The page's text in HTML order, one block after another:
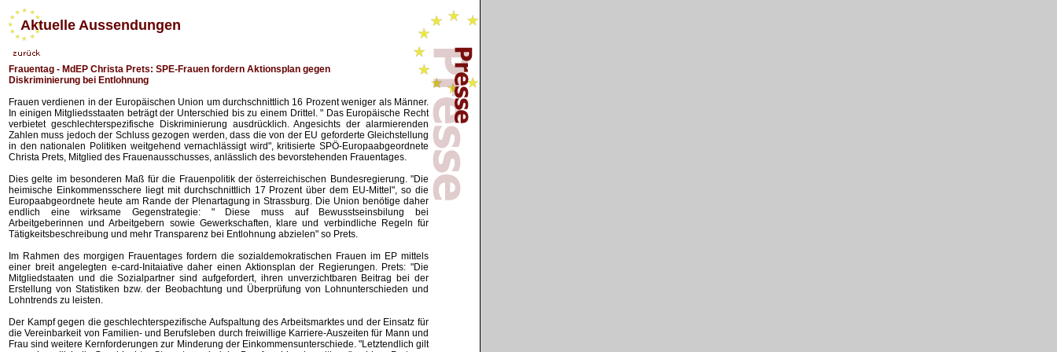
Aktuelle Aussendungen
Frauentag - MdEP Christa Prets: SPE-Frauen fordern Aktionsplan gegen
Diskriminierung bei Entlohnung
Frauen verdienen in der Europäischen Union um durchschnittlich 16 Prozent weniger als Männer.
In einigen Mitgliedsstaaten beträgt der Unterschied bis zu einem Drittel. " Das Europäische Recht
verbietet geschlechterspezifische Diskriminierung ausdrücklich. Angesichts der alarmierenden
Zahlen muss jedoch der Schluss gezogen werden, dass die von der EU geforderte Gleichstellung
in den nationalen Politiken weitgehend vernachlässigt wird", kritisierte SPÖ-Europaabgeordnete
Christa Prets, Mitglied des Frauenausschusses, anlässlich des bevorstehenden Frauentages.
Dies gelte im besonderen Maß für die Frauenpolitik der österreichischen Bundesregierung. "Die
heimische Einkommensschere liegt mit durchschnittlich 17 Prozent über dem EU-Mittel", so die
Europaabgeordnete heute am Rande der Plenartagung in Strassburg. Die Union benötige daher
endlich eine wirksame Gegenstrategie: " Diese muss auf Bewusstseinsbilung bei
Arbeitgeberinnen und Arbeitgebern sowie Gewerkschaften, klare und verbindliche Regeln für
Tätigkeitsbeschreibung und mehr Transparenz bei Entlohnung abzielen" so Prets.
Im Rahmen des morgigen Frauentages fordern die sozialdemokratischen Frauen im EP mittels
einer breit angelegten e-card-Initaiative daher einen Aktionsplan der Regierungen. Prets: "Die
Mitgliedstaaten und die Sozialpartner sind aufgefordert, ihren unverzichtbaren Beitrag bei der
Erstellung von Statistiken bzw. der Beobachtung und Überprüfung von Lohnunterschieden und
Lohntrends zu leisten.
Der Kampf gegen die geschlechterspezifische Aufspaltung des Arbeitsmarktes und der Einsatz für
die Vereinbarkeit von Familien- und Berufsleben durch freiwillige Karriere-Auszeiten für Mann und
Frau sind weitere Kernforderungen zur Minderung der Einkommensunterschiede. "Letztendlich gilt